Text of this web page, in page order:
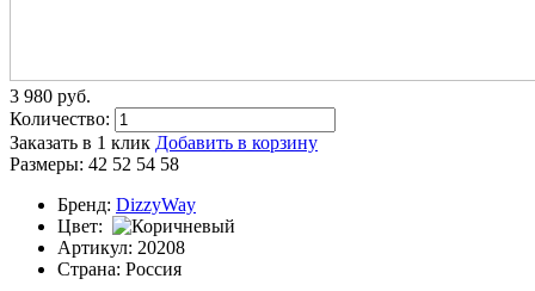
3 980 pуб.
Количество:
Заказать в 1 клик Добавить в корзину
Размеры: 42 52 54 58
Бренд: DizzyWay
Цвет:
Артикул: 20208
Страна: Россия